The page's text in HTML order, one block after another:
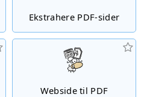
Ekstrahere PDF-sider
Webside til PDF